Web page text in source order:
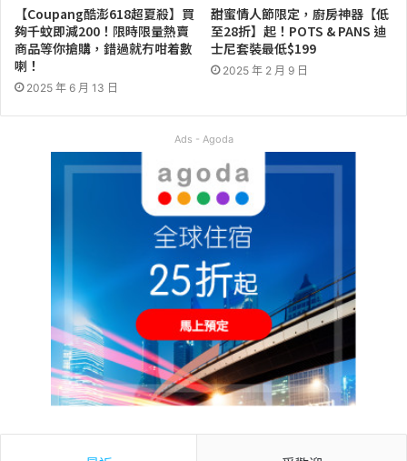
【Coupang酷澎618超夏殺】買
夠千蚊即減200！限時限量熱賣
商品等你搶購，錯過就冇咁着數
喇！
2025 年 6 月 13 日
甜蜜情人節限定，廚房神器【低
至28折】起！POTS & PANS 迪
士尼套裝最低$199
2025 年 2 月 9 日
Ads - Agoda